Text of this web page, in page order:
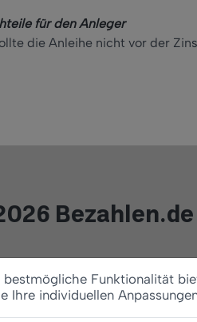
für den Anleger
die Anleihe nicht vor der
Bezahlen.de
bestmögliche Funktionalität
Ihre individuellen